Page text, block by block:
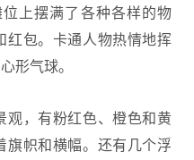
位上摆满了各种各样的物
红包。卡通人物热情地挥
形气球。
观，有粉红色、橙色和黄
帜和横幅。还有几个浮